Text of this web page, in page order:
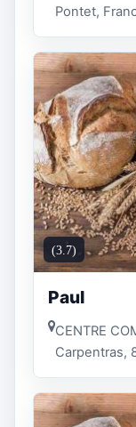
Pontet,
(3.7)
Paul
CENTRE
Carpentras,